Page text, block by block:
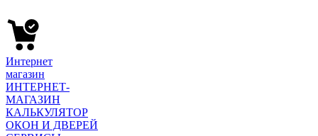
Интернет
магазин
ИНТЕРНЕТ-
МАГАЗИН
КАЛЬКУЛЯТОР
ОКОН И ДВЕРЕЙ